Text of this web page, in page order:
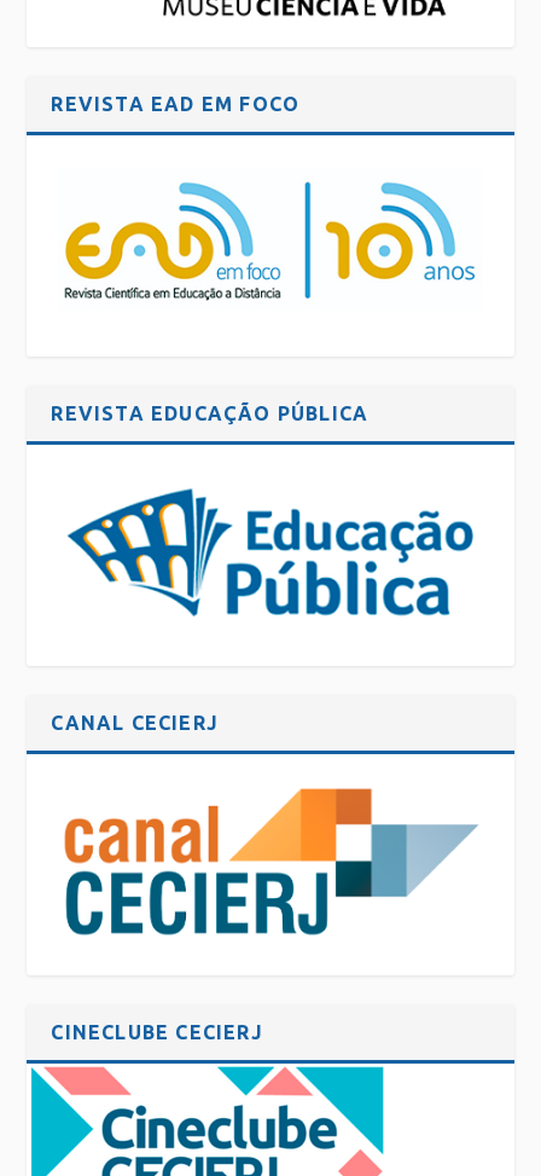
REVISTA EAD EM FOCO
REVISTA EDUCAÇÃO PÚBLICA
CANAL CECIERJ
CINECLUBE CECIERJ